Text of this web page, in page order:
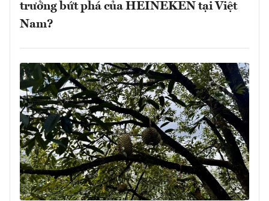
trưởng bứt phá của HEINEKEN tại Việt
Nam?